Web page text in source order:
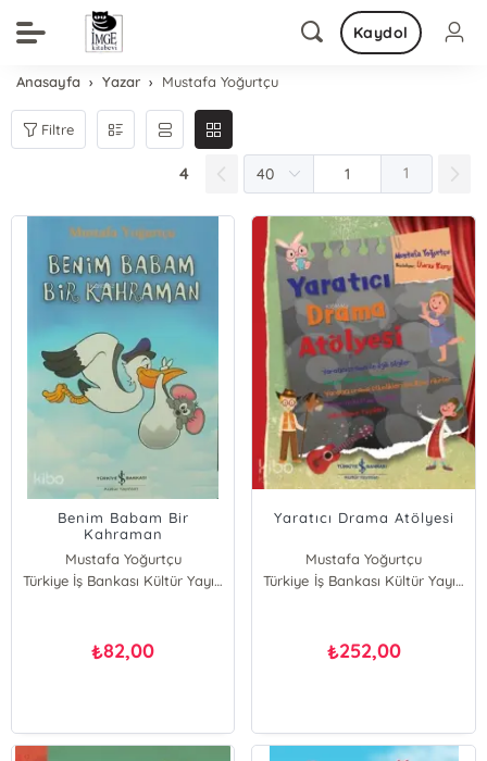
Kaydol
Anasayfa Yazar Mustafa Yoğurtçu
Filtre
4 1
Benim Babam Bir
Kahraman
Mustafa Yoğurtçu
Türkiye İş Bankası Kültür Yayınları
₺82,00
Yaratıcı Drama Atölyesi
Mustafa Yoğurtçu
Türkiye İş Bankası Kültür Yayınları
₺252,00